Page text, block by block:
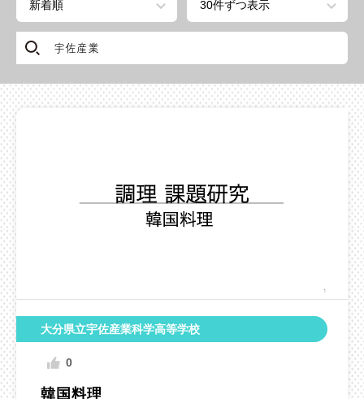
大分県立宇佐産業科学高等学校
0
韓国料理